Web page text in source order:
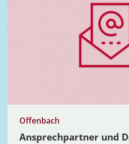
Offenbach
Ansprech­partner und